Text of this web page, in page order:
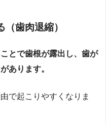
歯肉退縮）
とで歯根が露出し、歯が
あります。
で起こりやすくなりま